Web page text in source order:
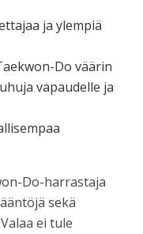
ja ylempiä
Do väärin
vapaudelle ja
Do-harrastaja
sekä
ei tule